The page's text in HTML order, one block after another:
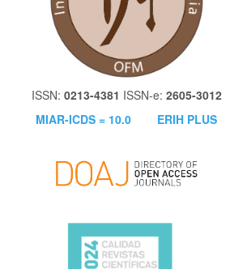
ISSN: 0213-4381 ISSN-e: 2605-3012
MIAR-ICDS = 10.0
ERIH PLUS